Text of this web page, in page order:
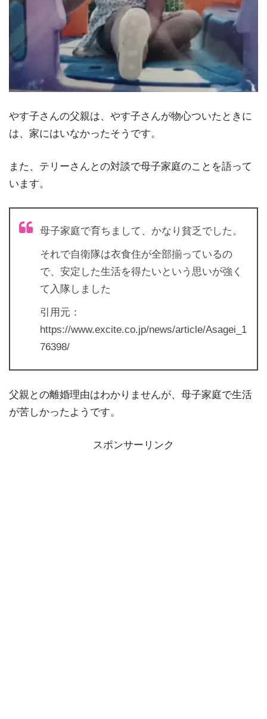
やす子さんの父親は、やす子さんが物心ついたときに
は、家にはいなかったそうです。
また、テリーさんとの対談で母子家庭のことを語って
います。
母子家庭で育ちまして、かなり貧乏でした。
それで自衛隊は衣食住が全部揃っているの
で、安定した生活を得たいという思いが強く
て入隊しました
引用元：
https://www.excite.co.jp/news/article/Asagei_1
76398/
父親との離婚理由はわかりませんが、母子家庭で生活
が苦しかったようです。
スポンサーリンク